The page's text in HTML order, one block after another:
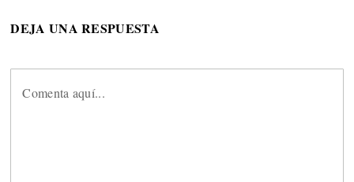
DEJA UNA RESPUESTA